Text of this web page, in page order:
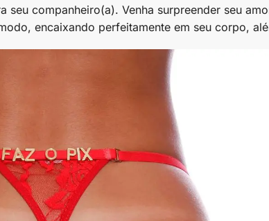
seu companheiro(a). Venha surpreender seu
encaixando perfeitamente em seu corpo,